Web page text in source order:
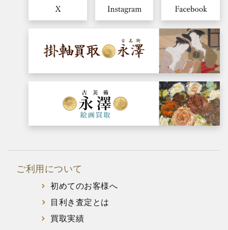
ご利用について
初めてのお客様へ
目利き査定とは
買取実績